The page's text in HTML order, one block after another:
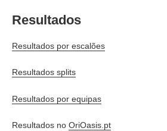
Resultados
Resultados por escalões
Resultados splits
Resultados por equipas
Resultados no OriOasis.pt